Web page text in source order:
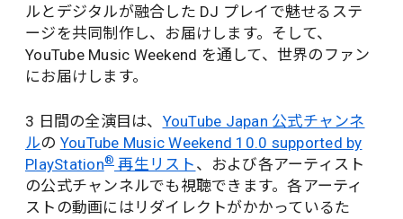
ルとデジタルが融合した DJ プレイで魅せるステ
ージを共同制作し、お届けします。そして、
YouTube Music Weekend を通して、世界のファン
にお届けします。
3 日間の全演目は、 YouTube Japan 公式チャンネ
ルの YouTube Music Weekend 10.0 supported by
PlayStation® 再生リスト 、および各アーティスト
の公式チャンネルでも視聴できます。各アーティ
ストの動画にはリダイレクトがかかっているた